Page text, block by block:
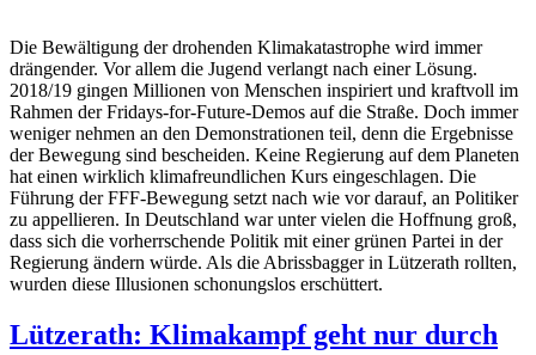
Die Bewältigung der drohenden Klimakatastrophe wird immer
drängender. Vor allem die Jugend verlangt nach einer Lösung.
2018/19 gingen Millionen von Menschen inspiriert und kraftvoll im
Rahmen der Fridays-for-Future-Demos auf die Straße. Doch immer
weniger nehmen an den Demonstrationen teil, denn die Ergebnisse
der Bewegung sind bescheiden. Keine Regierung auf dem Planeten
hat einen wirklich klimafreundlichen Kurs eingeschlagen. Die
Führung der FFF-Bewegung setzt nach wie vor darauf, an Politiker
zu appellieren. In Deutschland war unter vielen die Hoffnung groß,
dass sich die vorherrschende Politik mit einer grünen Partei in der
Regierung ändern würde. Als die Abrissbagger in Lützerath rollten,
wurden diese Illusionen schonungslos erschüttert.
Lützerath: Klimakampf geht nur durch